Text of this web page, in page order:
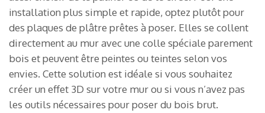
installation plus simple et rapide, optez plutôt pour
des plaques de plâtre prêtes à poser. Elles se collent
directement au mur avec une colle spéciale parement
bois et peuvent être peintes ou teintes selon vos
envies. Cette solution est idéale si vous souhaitez
créer un effet 3D sur votre mur ou si vous n’avez pas
les outils nécessaires pour poser du bois brut.